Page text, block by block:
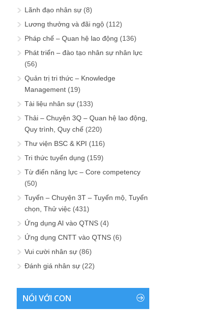
Lãnh đạo nhân sự (8)
Lương thưởng và đãi ngộ (112)
Pháp chế – Quan hệ lao động (136)
Phát triển – đào tạo nhân sự nhân lực
(56)
Quản trị tri thức – Knowledge
Management (19)
Tài liệu nhân sự (133)
Thải – Chuyện 3Q – Quan hệ lao động,
Quy trình, Quy chế (220)
Thư viện BSC & KPI (116)
Tri thức tuyển dụng (159)
Từ điển năng lực – Core competency
(50)
Tuyển – Chuyện 3T – Tuyển mộ, Tuyển
chọn, Thử việc (431)
Ứng dụng AI vào QTNS (4)
Ứng dụng CNTT vào QTNS (6)
Vui cười nhân sự (86)
Đánh giá nhân sự (22)
NÓI VỚI CON